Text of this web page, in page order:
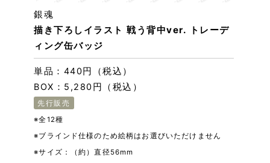
描き下ろしイラスト 戦う背中ver. トレーデ
ィング缶バッジ
銀魂
単品：440円（税込）
BOX：5,280円（税込）
先行販売
※全12種
※ブラインド仕様のため絵柄はお選びいただけません
※サイズ：（約）直径56mm